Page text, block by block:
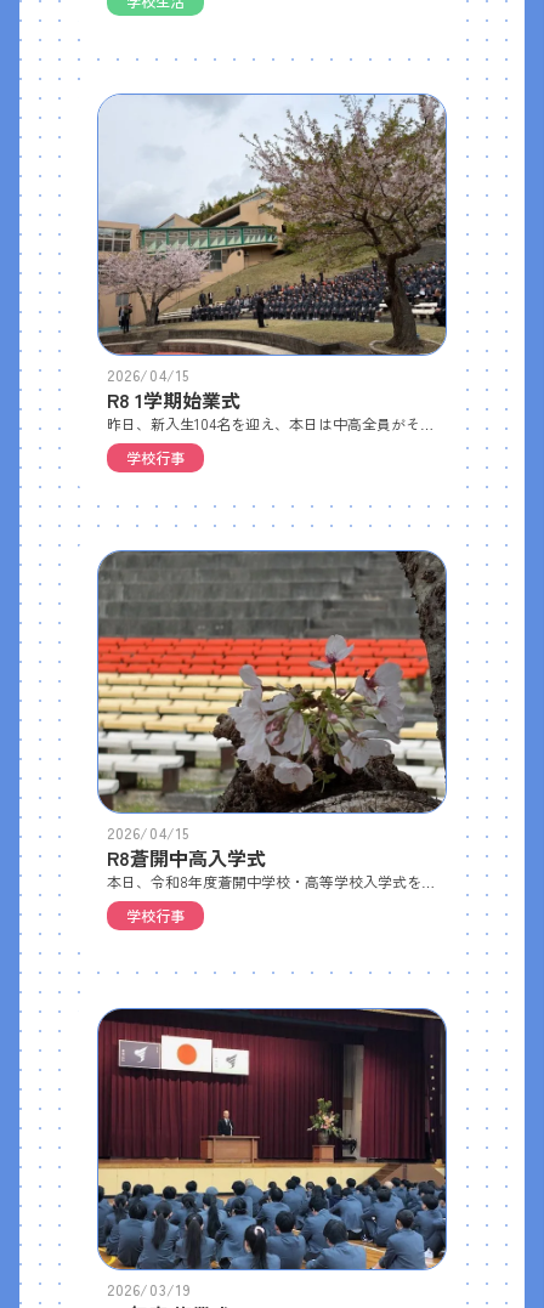
2026/04/15
R8 1学期始業式
学校行事
2026/04/15
R8蒼開中高入学式
学校行事
2026/03/19